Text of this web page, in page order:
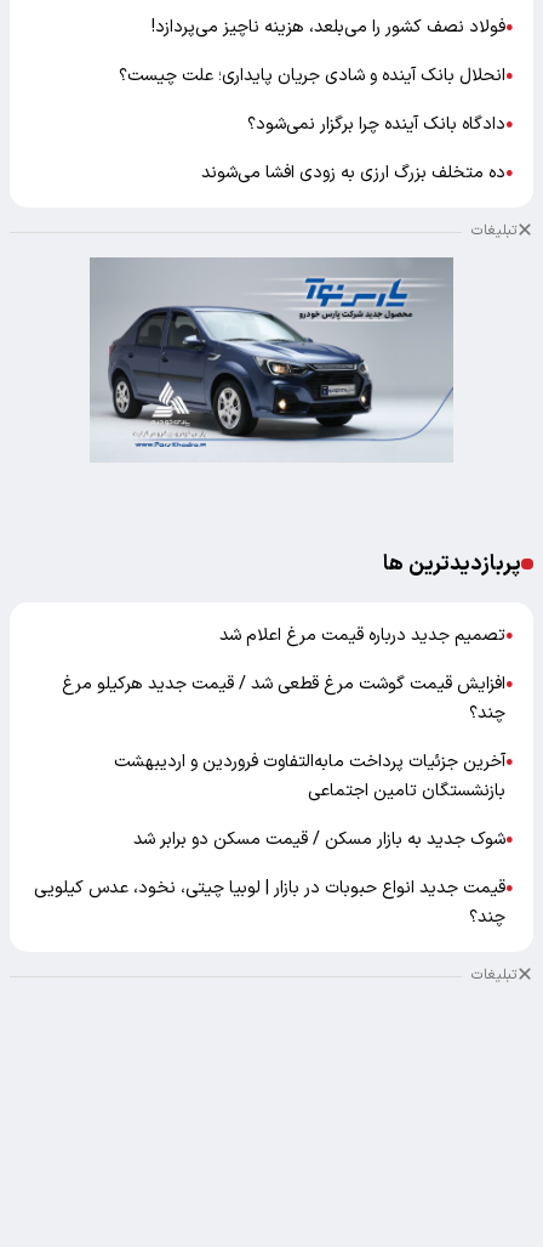
●فولاد نصف کشور را می‌بلعد، هزینه ناچیز می‌پردازد!
●انحلال بانک آینده و شادی جریان پایداری؛ علت چیست؟
●دادگاه بانک آینده چرا برگزار نمی‌شود؟
●ده متخلف بزرگ ارزی به زودی افشا می‌شوند
تبلیغات
پربازدیدترین ها
●تصمیم جدید درباره قیمت مرغ اعلام شد
●افزایش قیمت گوشت مرغ قطعی شد / قیمت جدید هرکیلو مرغ
چند؟
●آخرین جزئیات پرداخت مابه‌التفاوت فروردین و اردیبهشت
بازنشستگان تامین اجتماعی
●شوک جدید به بازار مسکن / قیمت مسکن دو برابر شد
●قیمت جدید انواع حبوبات در بازار | لوبیا چیتی، نخود، عدس کیلویی
چند؟
تبلیغات